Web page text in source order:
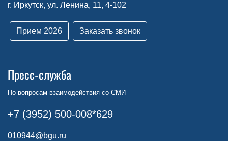
г. Иркутск, ул. Ленина, 11, 4-102
Прием 2026 Заказать звонок
Пресс-служба
По вопросам взаимодействия со СМИ
+7 (3952) 500-008*629
010944@bgu.ru